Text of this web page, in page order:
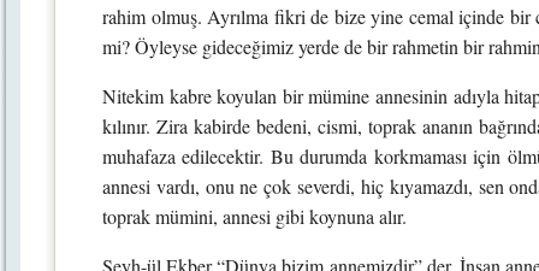
rahim olmuş. Ayrılma fikri de bize yine cemal içinde
mi? Öyleyse gideceğimiz yerde de bir rahmetin bir
Nitekim kabre koyulan bir mümine annesinin adıyla
kılınır. Zira kabirde bedeni, cismi, toprak ananın
muhafaza edilecektir. Bu durumda korkmaması için
annesi vardı, onu ne çok severdi, hiç kıyamazdı, sen
toprak mümini, annesi gibi koynuna alır.
Şeyh-ül Ekber “Dünya bizim annemizdir” der. İnsan